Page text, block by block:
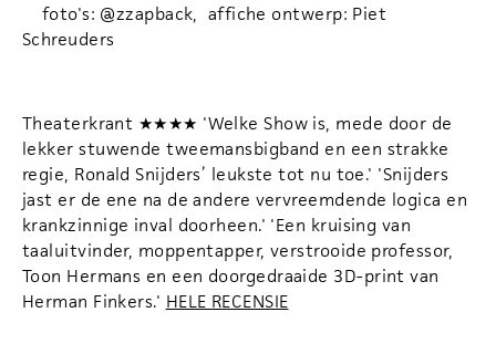
foto's: @zzapback, affiche ontwerp: Piet
Schreuders
Theaterkrant ★★★★ 'Welke Show is, mede door de
lekker stuwende tweemansbigband en een strakke
regie, Ronald Snijders’ leukste tot nu toe.' 'Snijders
jast er de ene na de andere vervreemdende logica en
krankzinnige inval doorheen.' 'Een kruising van
taaluitvinder, moppentapper, verstrooide professor,
Toon Hermans en een doorgedraaide 3D-print van
Herman Finkers.' HELE RECENSIE